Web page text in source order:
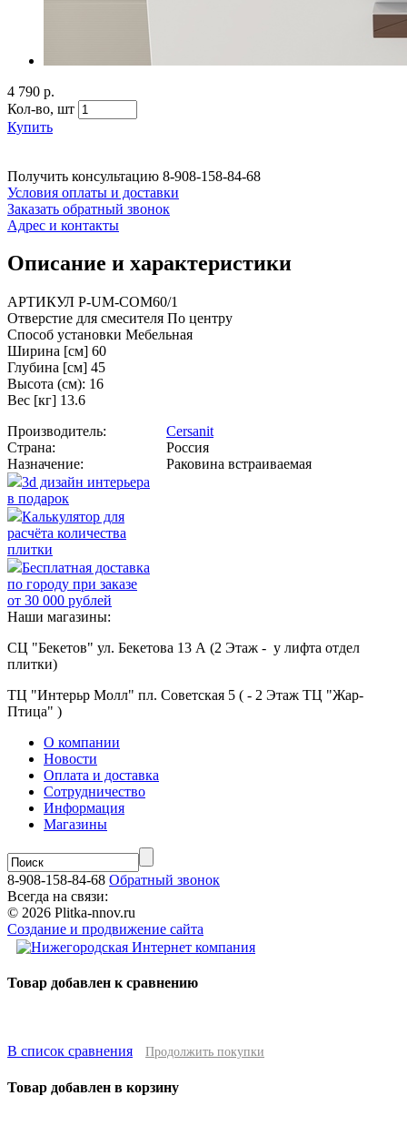
4 790 р.
Кол-во, шт
Купить
Получить консультацию 8-908-158-84-68
Условия оплаты и доставки
Заказать обратный звонок
Адрес и контакты
Описание и характеристики
АРТИКУЛ P-UM-COM60/1
Отверстие для смесителя По центру
Способ установки Мебельная
Ширина [см] 60
Глубина [см] 45
Высота (см): 16
Вес [кг] 13.6
Производитель:
Cersanit
Страна:
Россия
Назначение:
Раковина встраиваемая
3d дизайн интерьера
в подарок
Калькулятор для
расчёта количества
плитки
Бесплатная доставка
по городу при заказе
от 30 000 рублей
Наши магазины:
СЦ "Бекетов" ул. Бекетова 13 А (2 Этаж - у лифта отдел
плитки)
ТЦ "Интерьр Молл" пл. Советская 5 ( - 2 Этаж ТЦ "Жар-
Птица" )
О компании
Новости
Оплата и доставка
Сотрудничество
Информация
Магазины
8-908-158-84-68 Обратный звонок
Всегда на связи:
© 2026 Plitka-nnov.ru
Создание и продвижение сайта
Товар добавлен к сравнению
В список сравнения Продолжить покупки
Товар добавлен в корзину